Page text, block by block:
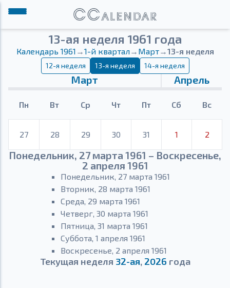
13-ая неделя 1961 года
Календарь 1961 →1-й квартал→ Март→13-я неделя
12-я неделя 13-я неделя 14-я неделя
Март Апрель
Пн Вт Ср Чт Пт Сб Вс
27 28 29 30 31 1 2
Понедельник, 27 марта 1961 – Воскресенье,
2 апреля 1961
Понедельник, 27 марта 1961
Вторник, 28 марта 1961
Среда, 29 марта 1961
Четверг, 30 марта 1961
Пятница, 31 марта 1961
Суббота, 1 апреля 1961
Воскресенье, 2 апреля 1961
Текущая неделя 32-ая, 2026 года